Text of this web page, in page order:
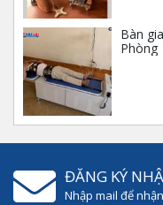
Máy
Bàn
Phòng
ĐĂNG KÝ
Nhập mail để